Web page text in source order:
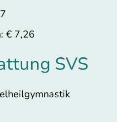
€ 7,26
SVS